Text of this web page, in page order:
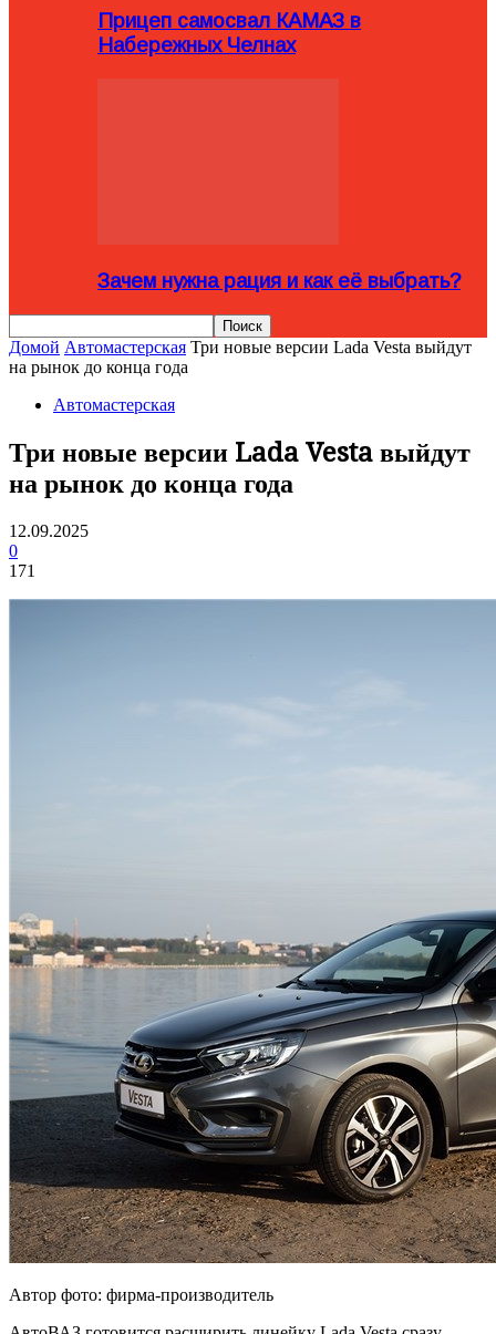
Прицеп самосвал КАМАЗ в
Набережных Челнах
Зачем нужна рация и как её выбрать?
Домой Автомастерская Три новые версии Lada Vesta выйдут
на рынок до конца года
Автомастерская
Три новые версии Lada Vesta выйдут
на рынок до конца года
12.09.2025
0
171
Автор фото: фирма-производитель